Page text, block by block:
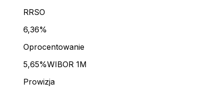
RRSO
6,36%
Oprocentowanie
5,65%WIBOR 1M
Prowizja